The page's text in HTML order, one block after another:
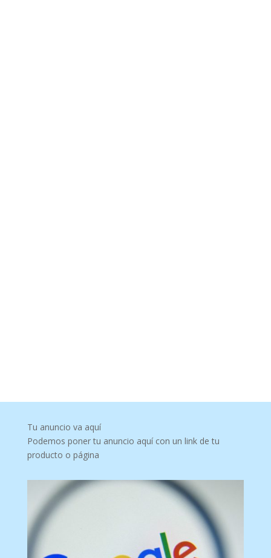
Tu anuncio va aquí
Podemos poner tu anuncio aquí con un link de tu
producto o página